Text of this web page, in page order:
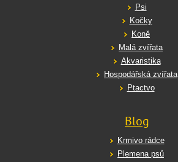
Psi
Kočky
Koně
Malá zvířata
Akvaristika
Hospodářská zvířata
Ptactvo
Blog
Krmivo rádce
Plemena psů